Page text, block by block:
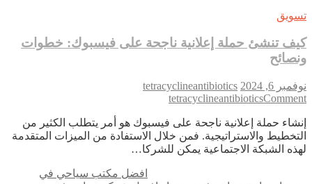
تنشئ حملة إعلانية ناجحة على فيسبوك: خطوات
6, 2024
tetracyclineantibiotics
tetracyclineantibiotics
on
تنشئ
حملة
إعلانية
حملة إعلانية ناجحة على فيسبوك هو أمر يتطلب الكثير من
والاستراتيجية. فمن خلال الاستفادة من الميزات المتقدمة
الشبكة الاجتماعية يمكن للشركا…
افضل مكتب سياحي في